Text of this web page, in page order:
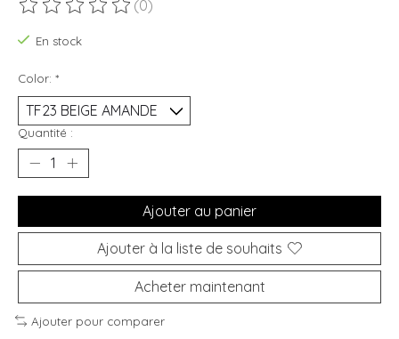
Ce produit est évalué à
(0)
En stock
Color: *
Quantité :
Ajouter au panier
Ajouter à la liste de souhaits
Acheter maintenant
Ajouter pour comparer